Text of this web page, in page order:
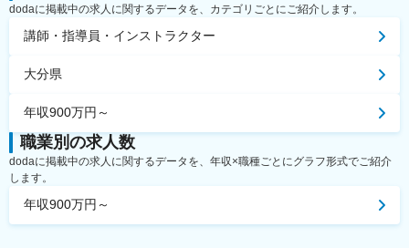
dodaに掲載中の求人に関するデータを、カテゴリごとにご紹介します。
講師・指導員・インストラクター
大分県
年収900万円～
職業別の求人数
dodaに掲載中の求人に関するデータを、年収×職種ごとにグラフ形式でご紹介
します。
年収900万円～